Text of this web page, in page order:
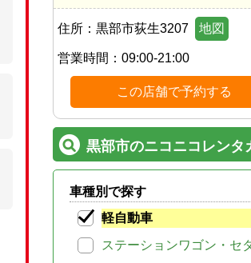
住所： 黒部市荻生3207 地図
営業時間： 09:00-21:00
この店舗で予約する
黒部市のニコニコレンタ
車種別で探す
軽自動車
ステーションワゴン・セ